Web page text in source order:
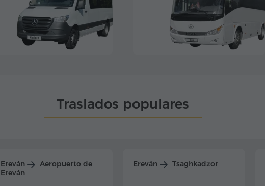
Traslados populares
Ereván
Aeropuerto de
Ereván
Ereván Tsaghkadzor